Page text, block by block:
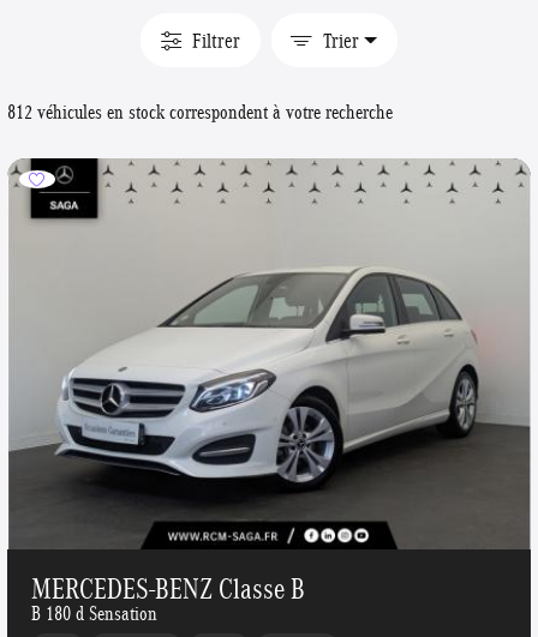
Filtrer Trier
812 véhicules en stock correspondent à votre recherche
MERCEDES-BENZ Classe B
B 180 d Sensation